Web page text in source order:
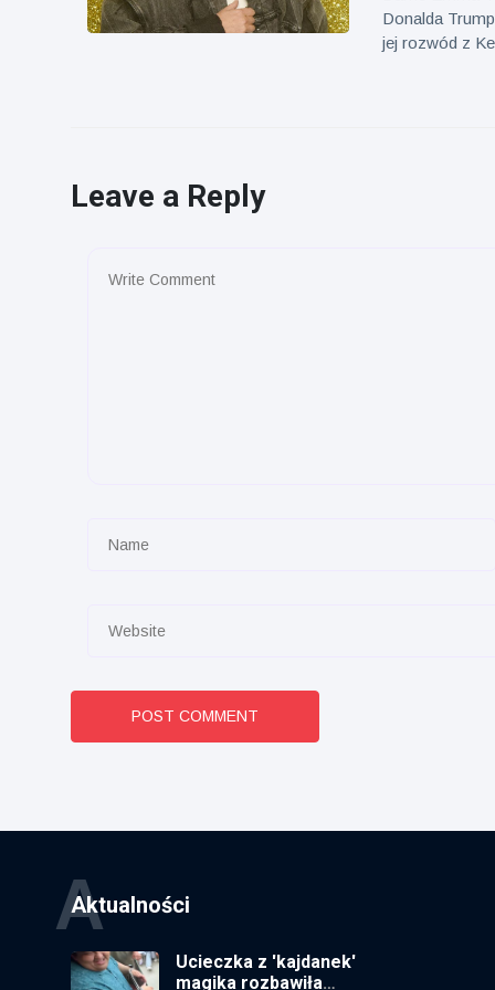
Donalda
jej rozwód z
Leave a Reply
POST COMMENT
Aktualności
A
Ucieczka z 'kajdanek'
magika rozbawiła